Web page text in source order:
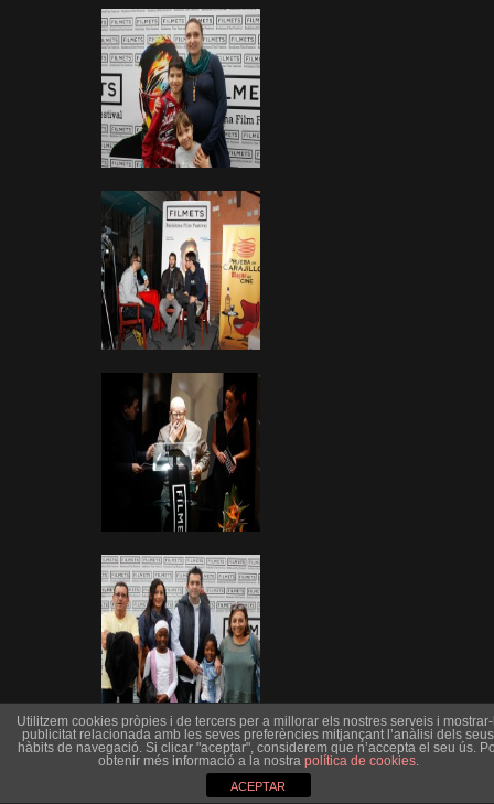
Utilitzem cookies pròpies i de tercers per a millorar els nostres serveis i
publicitat relacionada amb les seves preferències mitjançant l’anàlisi dels seus
hàbits de navegació. Si clicar "aceptar", considerem que n’accepta el seu ús.
obtenir més informació a la nostra política de cookies.
ACEPTAR